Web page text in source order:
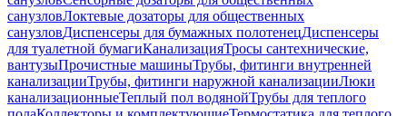
санузловЛоктевые дозаторы для общественных
санузловДиспенсеры для бумажных полотенецДиспенсеры
для туалетной бумагиКанализацияТросы сантехнические,
вантузыПрочистные машиныТрубы, фитинги внутренней
канализацииТрубы, фитинги наружной канализацииЛюки
канализационныеТеплый пол водянойТрубы для теплого